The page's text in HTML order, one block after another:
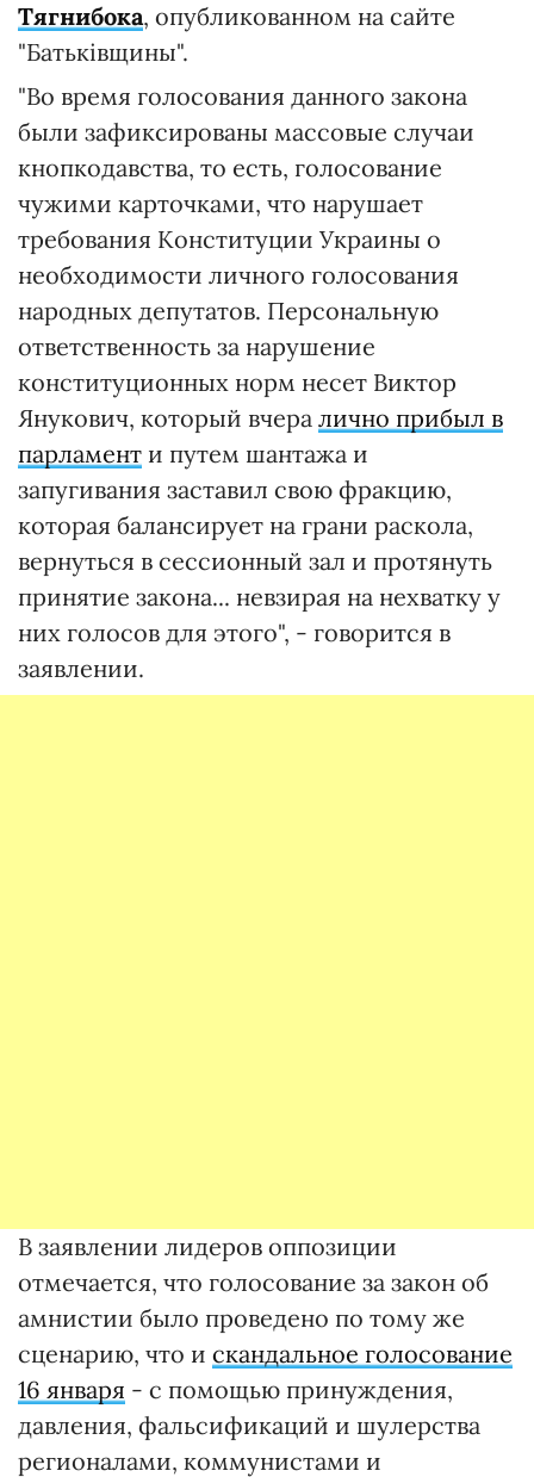
Тягнибока, опубликованном на сайте
"Батькiвщины".
"Во время голосования данного закона
были зафиксированы массовые случаи
кнопкодавства, то есть, голосование
чужими карточками, что нарушает
требования Конституции Украины о
необходимости личного голосования
народных депутатов. Персональную
ответственность за нарушение
конституционных норм несет Виктор
Янукович, который вчера лично прибыл в
парламент и путем шантажа и
запугивания заставил свою фракцию,
которая балансирует на грани раскола,
вернуться в сессионный зал и протянуть
принятие закона... невзирая на нехватку у
них голосов для этого", - говорится в
заявлении.
В заявлении лидеров оппозиции
отмечается, что голосование за закон об
амнистии было проведено по тому же
сценарию, что и скандальное голосование
16 января - с помощью принуждения,
давления, фальсификаций и шулерства
регионалами, коммунистами и